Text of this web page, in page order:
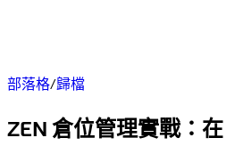
部落格/歸檔
ZEN 倉位管理實戰：